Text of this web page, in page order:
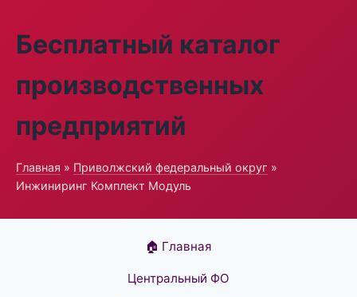
Бесплатный каталог
производственных
предприятий
Главная » Приволжский федеральный округ »
Инжиниринг Комплект Модуль
🏠 Главная
Центральный ФО